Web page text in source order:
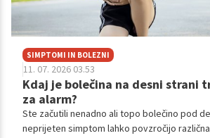
SIMPTOMI IN BOLEZNI
11. 07. 2026 03.53
Kdaj je bolečina na desni strani
za alarm?
Ste začutili nenadno ali topo bolečino pod
neprijeten simptom lahko povzročijo